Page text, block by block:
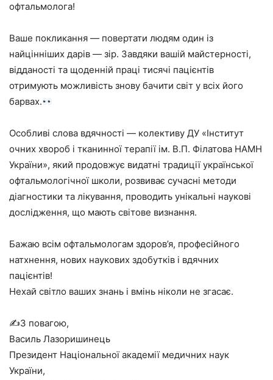
офтальмолога!
Ваше покликання — повертати людям один із
найцінніших дарів — зір. Завдяки вашій майстерності,
відданості та щоденній праці тисячі пацієнтів
отримують можливість знову бачити світ у всіх його
барвах.
Особливі слова вдячності — колективу ДУ «Інститут
очних хвороб і тканинної терапії ім. В.П. Філатова НАМН
України», який продовжує видатні традиції української
офтальмологічної школи, розвиває сучасні методи
діагностики та лікування, проводить унікальні наукові
дослідження, що мають світове визнання.
Бажаю всім офтальмологам здоров’я, професійного
натхнення, нових наукових здобутків і вдячних
пацієнтів!
Нехай світло ваших знань і вмінь ніколи не згасає.
✍️З повагою,
Василь Лазоришинець
Президент Національної академії медичних наук
України,